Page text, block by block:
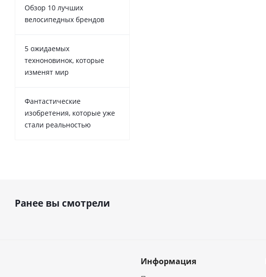
Обзор 10 лучших
велосипедных брендов
5 ожидаемых
техноновинок, которые
изменят мир
Фантастические
изобретения, которые уже
стали реальностью
Ранее вы смотрели
Информация